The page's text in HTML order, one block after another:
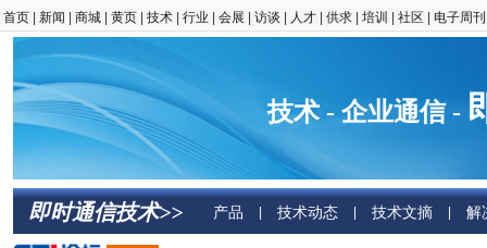
首页 新闻 商城 黄页 技术 行业 会展 访谈 人才 供求 培训 社区 电子周刊
技术 - 企业通信 -
即时通信技术>> 产品 技术动态 技术文摘 解